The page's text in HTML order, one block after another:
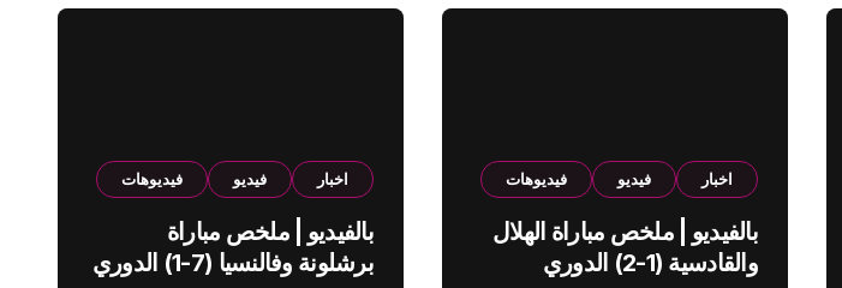
اخبار فيديو فيديوهات
بالفيديو | ملخص مباراة الهلال
والقادسية (1-2) الدوري
اخبار فيديو فيديوهات
بالفيديو | ملخص مباراة
برشلونة وفالنسيا (7-1) الدوري